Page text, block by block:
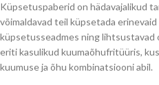
Küpsetuspaberid on hädavajalikud
võimaldavad teil küpsetada
küpsetusseadmes ning lihtsustavad
eriti kasulikud kuumaõhufritüüris,
kuumuse ja õhu kombinatsiooni abil.